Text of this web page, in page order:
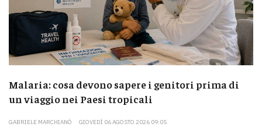
Malaria: cosa devono sapere i genitori prima di
un viaggio nei Paesi tropicali
GABRIELE MARCHIANÒ GIOVEDÌ 06 AGOSTO 2026 09:05